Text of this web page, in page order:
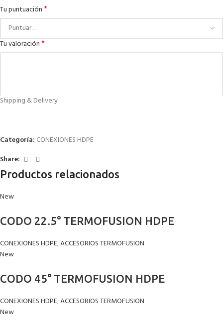
Tu puntuación*
Tu valoración*
Nombre*
próxima vez que comente.
Shipping & Delivery
Categoría: CONEXIONES HDPE
Share:
Productos relacionados
New
CODO 22.5° TERMOFUSION HDPE
CONEXIONES HDPE,ACCESORIOS TERMOFUSION
New
CODO 45° TERMOFUSION HDPE
CONEXIONES HDPE,ACCESORIOS TERMOFUSION
New